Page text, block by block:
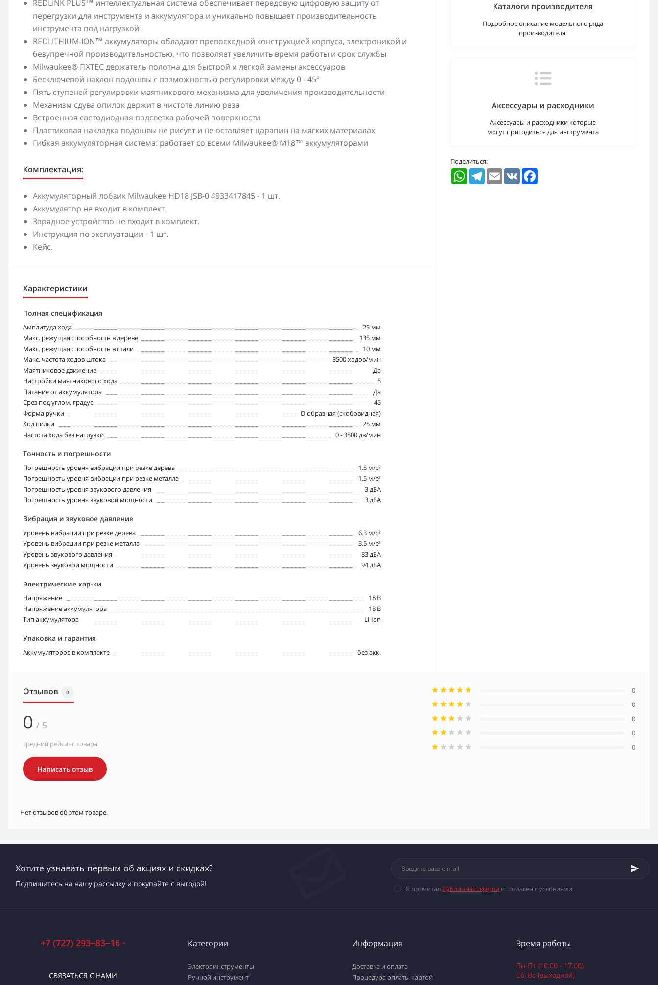
REDLINK PLUS™ интеллектуальная система обеспечивает передовую цифровую защиту от
перегрузки для инструмента и аккумулятора и уникально повышает производительность
инструмента под нагрузкой
REDLITHIUM-ION™ аккумуляторы обладают превосходной конструкцией корпуса, электроникой и
безупречной производительностью, что позволяет увеличить время работы и срок службы
Milwaukee® FIXTEC держатель полотна для быстрой и легкой замены аксессуаров
Бесключевой наклон подошвы с возможностью регулировки между 0 - 45°
Пять ступеней регулировки маятникового механизма для увеличения производительности
Механизм сдува опилок держит в чистоте линию реза
Встроенная светодиодная подсветка рабочей поверхности
Пластиковая накладка подошвы не рисует и не оставляет царапин на мягких материалах
Гибкая аккумуляторная система: работает со всеми Milwaukee® M18™ аккумуляторами
Комплектация:
Аккумуляторный лобзик Milwaukee HD18 JSB-0 4933417845 - 1 шт.
Аккумулятор не входит в комплект.
Зарядное устройство не входит в комплект.
Инструкция по эксплуатации - 1 шт.
Кейс.
Характеристики
Полная спецификация
Амплитуда хода
25 мм
Макс. режущая способность в дереве
135 мм
Макс. режущая способность в стали
10 мм
Макс. частота ходов штока
3500 ходов/мин
Маятниковое движение
Да
Настройки маятникового хода
5
Питание от аккумулятора
Да
Срез под углом, градус
45
Форма ручки
D-образная (скобовидная)
Ход пилки
25 мм
Частота хода без нагрузки
0 - 3500 дв/мин
Точность и погрешности
Погрешность уровня вибрации при резке дерева
1.5 м/с²
Погрешность уровня вибрации при резке металла
1.5 м/с²
Погрешность уровня звукового давления
3 дБА
Погрешность уровня звуковой мощности
3 дБА
Вибрация и звуковое давление
Уровень вибрации при резке дерева
6.3 м/с²
Уровень вибрации при резке металла
3.5 м/с²
Уровень звукового давления
83 дБА
Уровень звуковой мощности
94 дБА
Электрические хар-ки
Напряжение
18 В
Напряжение аккумулятора
18 В
Тип аккумулятора
Li-Ion
Упаковка и гарантия
Аккумуляторов в комплекте без акк.
Каталоги производителя
Подробное описание модельного ряда
производителя.
Аксессуары и расходники
Аксессуары и расходники которые
могут пригодиться для инструмента
Поделиться:
WhatsAppTelegramEmail VK
Отзывов 0
0 / 5
средний рейтинг товара
Написать отзыв
0
0
0
0
0
Нет отзывов об этом товаре.
Хотите узнавать первым об акциях и скидках?
Подпишитесь на нашу рассылку и покупайте с выгодой!
Я прочитал Публичная офертаи согласен с условиями
+7 (727) 293‒83‒16
СВЯЗАТЬСЯ С НАМИ
Категории
Электроинструменты
Ручной инструмент
Информация
Доставка и оплата
Процедура оплаты картой
Время работы
Пн-Пт (10:00 - 17:00)
Сб, Вс (выходной)